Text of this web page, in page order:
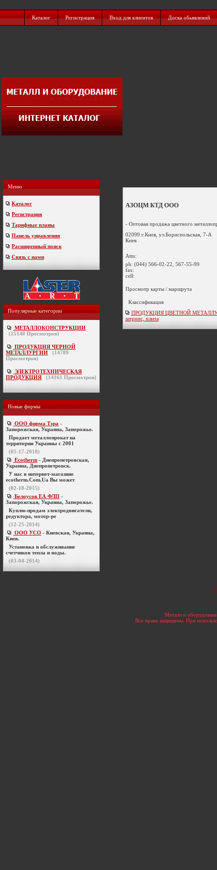
Каталог Регистрация Вход для клиентов Доска обьявлений
Меню
Каталог
Регистрация
Тарифные планы
Панель управления
Расширенный поиск
Связь с нами
Популярные категории
МЕТАЛЛОКОНСТРУКЦИИ
(15140 Просмотров)
ПРОДУКЦИЯ ЧЕРНОЙ
МЕТАЛЛУРГИИ
(14789
Просмотров)
ЭЛЕКТРОТЕХНИЧЕСКАЯ
ПРОДУКЦИЯ
(14161 Просмотров)
Новые фирмы
ООО фирма Тэра -
Запорожская, Украина, Запорожье.
Продает металлопрокат на
территории Украины с 2001
(05-17-2018)
Ecotherm - Днепропетровская,
Украина, Днепропетровск.
У нас в интернет-магазине
ecotherm.Com.Ua Вы может
(02-18-2015)
Белоусов ЕА ФЛП -
Запорожская, Украина, Запорожье.
Куплю-продам электродвигатели,
редуктора, мотор-ре
(12-25-2014)
ООО УСО - Киевская, Украина,
Киев.
Установка и обслуживание
счетчиков тепла и воды.
(03-04-2014)
АЗОЦМ КТД ООО
- Оптовая продажа цветного
02099 г.Киев, ул.Бориспольская, 7-А
Киев
Attn:
ph: (044) 566-02-22, 567-55-99
fax:
cell:
Просмотр карты / маршрута
Классификация
ПРОДУКЦИЯ ЦВЕТНОЙ
штрипс, плита
Металл и
Все права защищены. При